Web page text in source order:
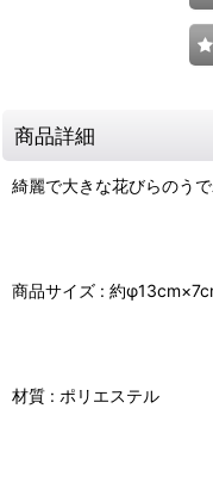
商品詳細
綺麗で大きな花びらのう
商品サイズ : 約
材質 : ポリエステル